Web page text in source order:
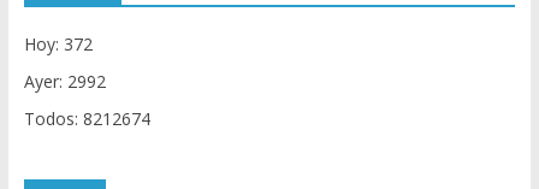
Hoy: 372
Ayer: 2992
Todos: 8212674